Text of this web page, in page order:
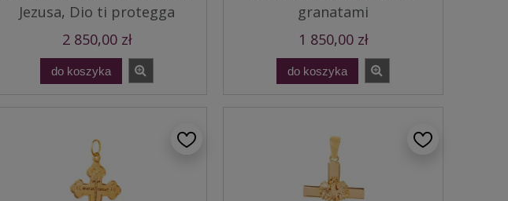
Jezusa, Dio ti protegga
2 850,00 zł
do koszyka
granatami
1 850,00 zł
do koszyka